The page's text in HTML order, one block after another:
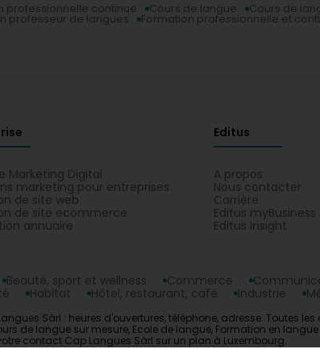
professionnelle continue Cours de langue Cours de
professeur de langues Formation professionnelle et
Marketing Digital
marketing pour entreprises
de site web
de site ecommerce
annuaire
Editus
A propos
Nous contacter
Carrière
Editus myBusiness
Editus Insight
Beauté, sport et wellness Commerce
Habitat Hôtel, restaurant, café Industrie
Sàrl : heures d'ouvertures, téléphone, adresse. Toutes
de langue sur mesure, Ecole de langue, Formation en
contact Cap Langues Sàrl sur un plan à Luxembourg.